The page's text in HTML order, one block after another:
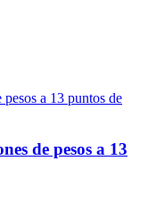
de pesos a 13